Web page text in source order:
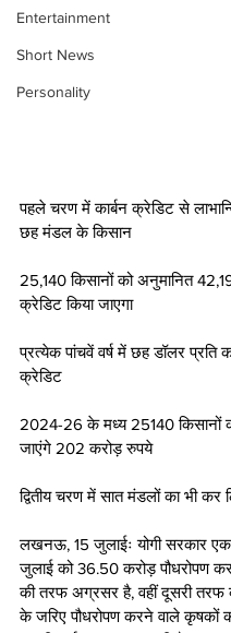
Entertainment
Short News
Personality
पहले चरण में कार्बन क्रेडिट से
छह मंडल के किसान
25,140 किसानों को अनुमानित
क्रेडिट किया जाएगा
प्रत्येक पांचवें वर्ष में छह डॉलर प्रति
क्रेडिट
2024-26 के मध्य 25140 किसानों
जाएंगे 202 करोड़ रुपये
द्वितीय चरण में सात मंडलों का भी कर
लखनऊ, 15 जुलाईः योगी सरकार
जुलाई को 36.50 करोड़ पौधरोपण कर
की तरफ अग्रसर है, वहीं दूसरी तरफ
के जरिए पौधरोपण करने वाले कृषकों